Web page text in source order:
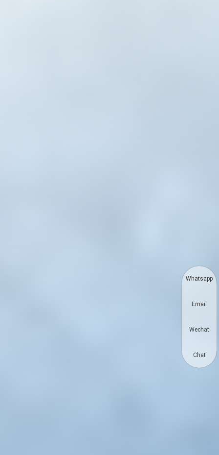
Whatsapp
Email
Wechat
Chat